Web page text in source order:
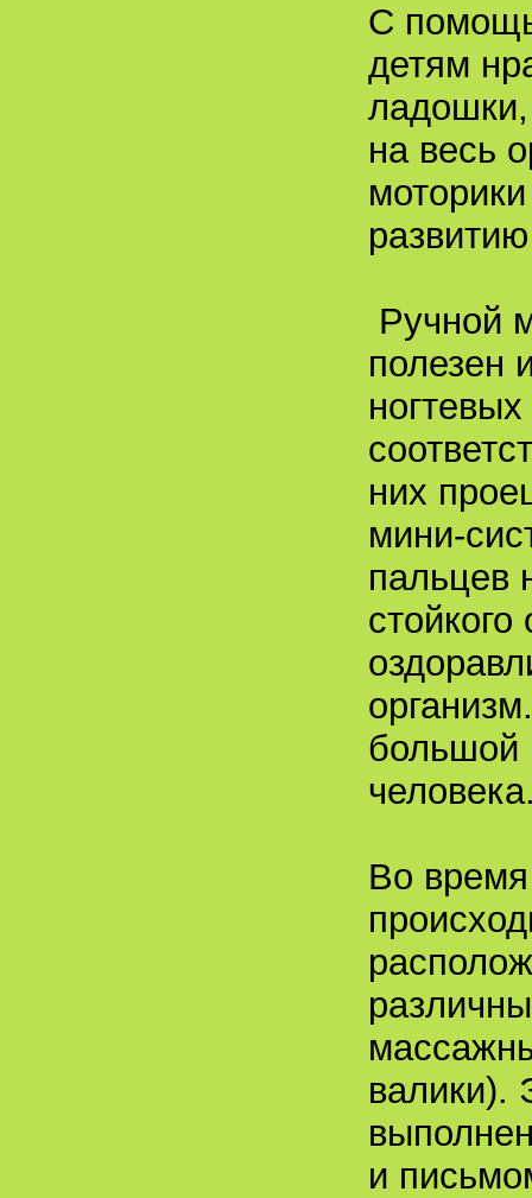
С
детям
ладошки,
на весь
Ручной
полезен
них
мини-
пальцев
большой
Во время
валики).
и